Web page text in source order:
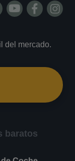
del mercado.
baratos